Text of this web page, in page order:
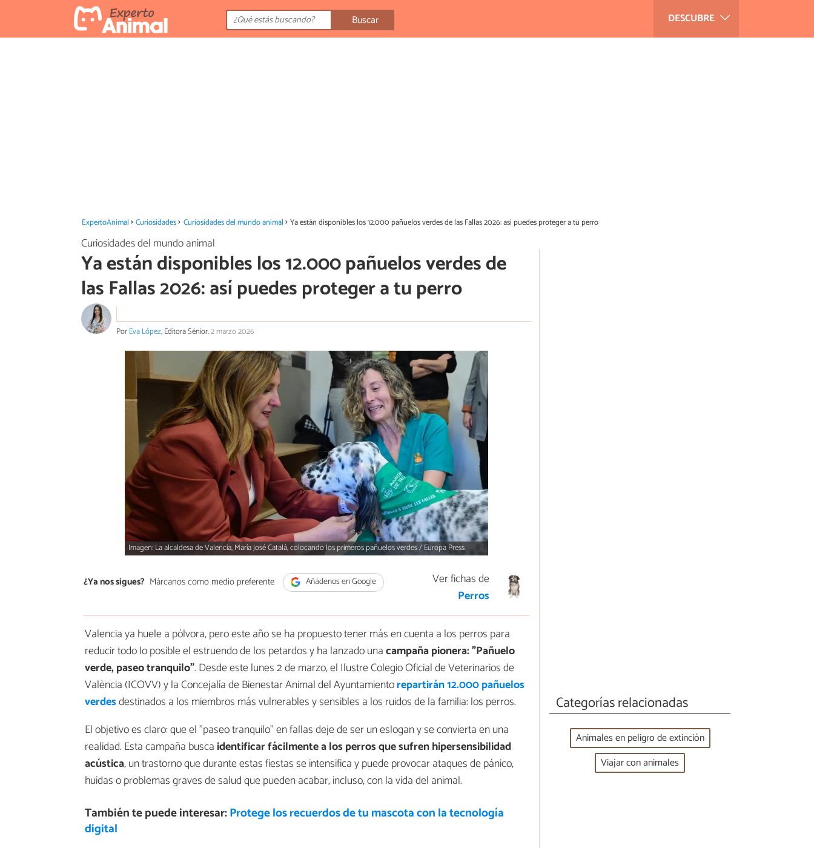
DESCUBRE
Buscar
ExpertoAnimal Curiosidades Curiosidades del mundo animal Ya están disponibles los 12.000 pañuelos verdes de las Fallas 2026: así puedes proteger a tu perro
Curiosidades del mundo animal
Ya están disponibles los 12.000 pañuelos verdes de
las Fallas 2026: así puedes proteger a tu perro
PorEva López, Editora Sénior.2 marzo 2026
Imagen: La alcaldesa de Valencia, María José Catalá, colocando los primeros pañuelos verdes / Europa Press
¿Ya nos sigues? Márcanos como medio preferente Añádenos en Google
Ver fichas de
Perros
Valencia ya huele a pólvora, pero este año se ha propuesto tener más en cuenta a los perros para
reducir todo lo posible el estruendo de los petardos y ha lanzado unacampaña pionera: "Pañuelo
verde, paseo tranquilo". Desde este lunes 2 de marzo, el Ilustre Colegio Oficial de Veterinarios de
València (ICOVV) y la Concejalía de Bienestar Animal del Ayuntamientorepartirán 12.000 pañuelos
verdesdestinados a los miembros más vulnerables y sensibles a los ruidos de la familia: los perros.
El objetivo es claro: que el "paseo tranquilo" en fallas deje de ser un eslogan y se convierta en una
realidad. Esta campaña busca identificar fácilmente a los perros que sufren hipersensibilidad
acústica, un trastorno que durante estas fiestas se intensifica y puede provocar ataques de pánico,
huidas o problemas graves de salud que pueden acabar, incluso, con la vida del animal.
También te puede interesar:Protege los recuerdos de tu mascota con la tecnología
digital
Categorías relacionadas
Animales en peligro de extinción
Viajar con animales